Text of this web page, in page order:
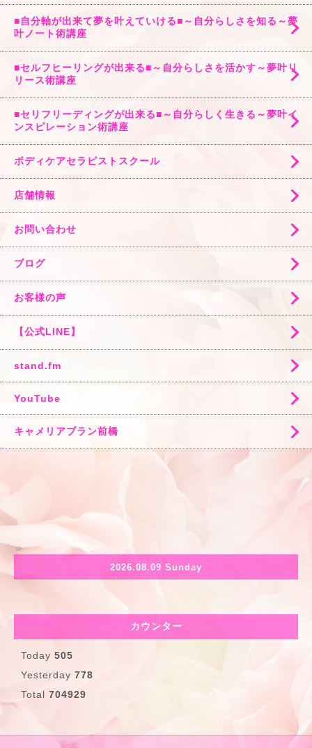
■自分軸が出来て夢を叶えていける■～自分らしさを知る～夢
叶ノート術講座
■セルフヒーリングが出来る■～自分らしさを活かす～夢叶リ
リース術講座
■セリフリーディングが出来る■～自分らしく生きる～夢叶イ
ンスピレーション術講座
ボディケアセラピストスクール
店舗情報
お問い合わせ
ブログ
お客様の声
【公式LINE】
stand.fm
YouTube
キャメリアブラン前橋
2026.08.09 Sunday
カウンター
Today 505
Yesterday 778
Total 704929